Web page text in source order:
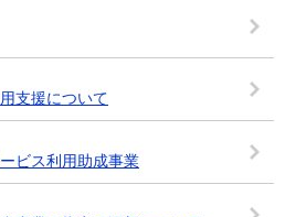
支援について
ビス利用助成事業